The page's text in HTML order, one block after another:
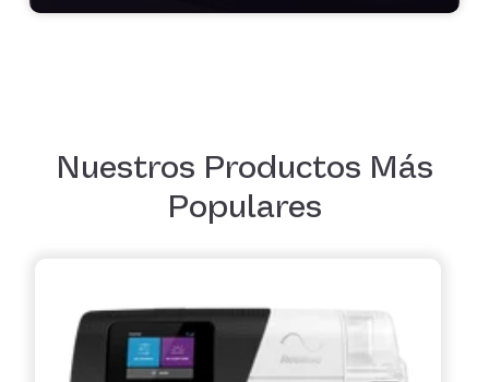
Nuestros Productos Más
Populares